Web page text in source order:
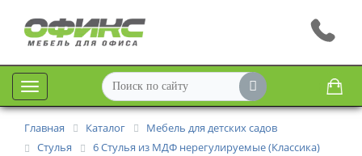
Меню
Главная Каталог
Мебель для детских садов
Стулья
6 Стулья из МДФ нерегулируемые (Классика)